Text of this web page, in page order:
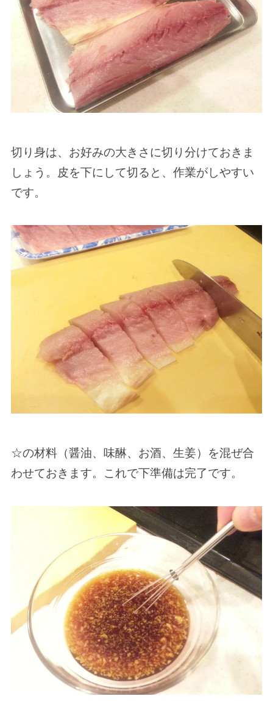
切り身は、お好みの大きさに切り分けておきま
しょう。皮を下にして切ると、作業がしやすい
です。
☆の材料（醤油、味醂、お酒、生姜）を混ぜ合
わせておきます。これで下準備は完了です。